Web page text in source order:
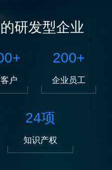
研发型企业
+
户
200+
企业员工
24项
知识产权